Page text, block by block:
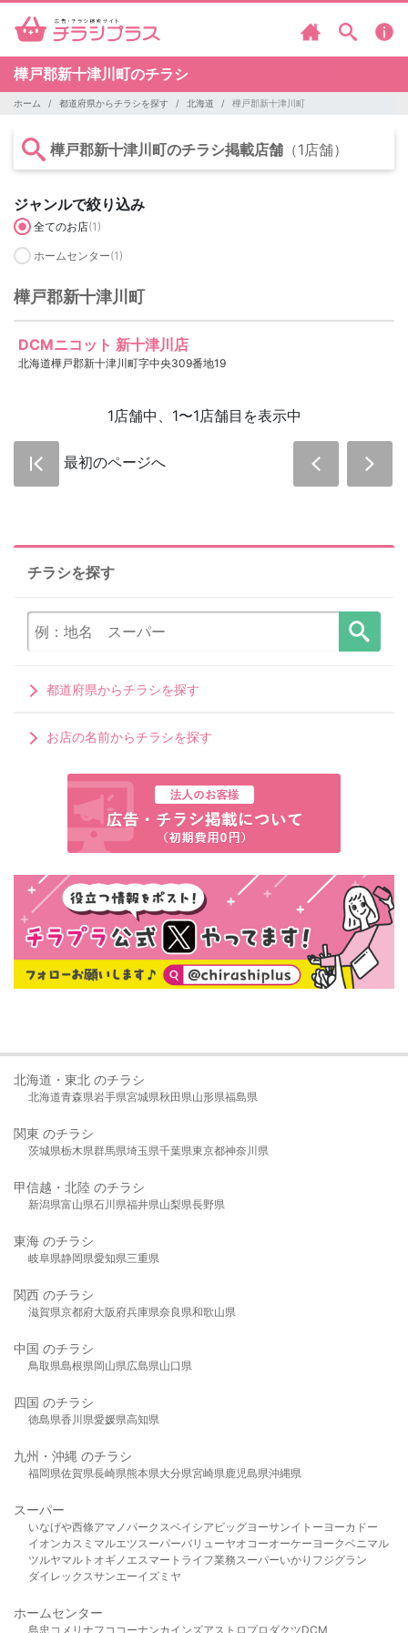
樺戸郡新十津川町のチラシ
ホーム 都道府県からチラシを探す 北海道 樺戸郡新十津川町
樺戸郡新十津川町のチラシ掲載店舗 （1店舗）
ジャンルで絞り込み
全てのお店(1)
ホームセンター(1)
樺戸郡新十津川町
DCMニコット 新十津川店
北海道樺戸郡新十津川町字中央309番地19
1店舗中、1〜1店舗目を表示中
最初のページへ
チラシを探す
都道府県からチラシを探す
お店の名前からチラシを探す
北海道・東北 のチラシ
北海道青森県岩手県宮城県秋田県山形県福島県
関東 のチラシ
茨城県栃木県群馬県埼玉県千葉県東京都神奈川県
甲信越・北陸 のチラシ
新潟県富山県石川県福井県山梨県長野県
東海 のチラシ
岐阜県静岡県愛知県三重県
関西 のチラシ
滋賀県京都府大阪府兵庫県奈良県和歌山県
中国 のチラシ
鳥取県島根県岡山県広島県山口県
四国 のチラシ
徳島県香川県愛媛県高知県
九州・沖縄 のチラシ
福岡県佐賀県長崎県熊本県大分県宮崎県鹿児島県沖縄県
スーパー
いなげや西條アマノパークスベイシア ビッグヨーサンイトーヨーカドー
イオンカスミ マルエツスーパーバリューヤオコーオーケー ヨークベニマル
ツルヤマルト オギノ エスマート ライフ業務スーパーいかり フジグラン
ダイレックスサンエーイズミヤ
ホームセンター
島忠 コメリ ナフコ コーナンカインズアストロプロダクツDCM